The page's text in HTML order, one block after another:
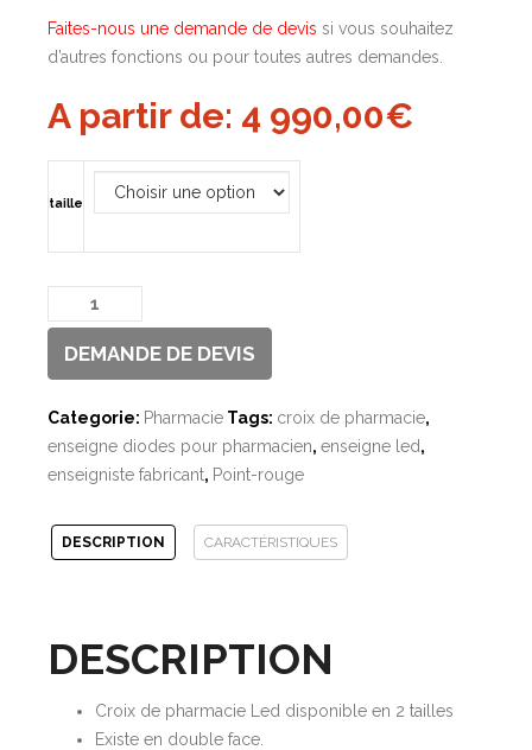
Faites-nous une demande de devis si vous souhaitez
d’autres fonctions ou pour toutes autres demandes.
A partir de: 4 990,00€
taille
quantité
de
Croix
de
pharmacie
Led
-
DEMANDE DE DEVIS
Categorie: Pharmacie Tags: croix de pharmacie,
enseigne diodes pour pharmacien, enseigne led,
enseigniste fabricant, Point-rouge
DESCRIPTION CARACTÉRISTIQUES
DESCRIPTION
Croix de pharmacie Led disponible en 2 tailles
Existe en double face.